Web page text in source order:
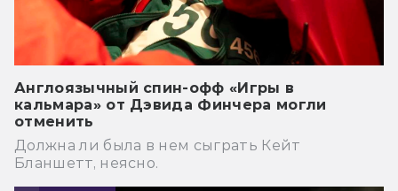
Англоязычный спин-офф «Игры в
кальмара» от Дэвида Финчера могли
отменить
Должна ли была в нем сыграть Кейт
Бланшетт, неясно.